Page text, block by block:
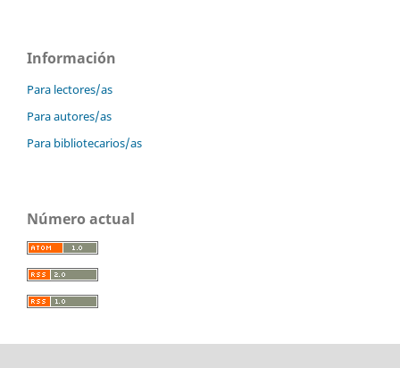
Información
Para lectores/as
Para autores/as
Para bibliotecarios/as
Número actual